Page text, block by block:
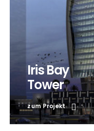
Iris Bay
Tower
zum Projekt